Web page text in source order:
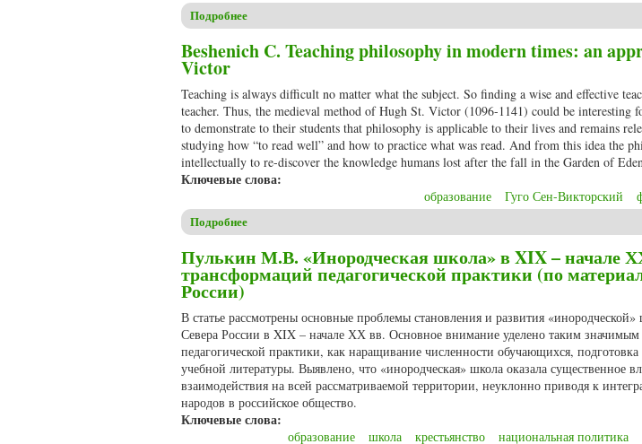
Подробнее
Beshenich C. Teaching philosophy in modern times: an
Victor
Teaching is always difficult no matter what the subject. So finding a wise and effective
teacher. Thus, the medieval method of Hugh St. Victor (1096-1141) could be interesting
to demonstrate to their students that philosophy is applicable to their lives and remains
studying how “to read well” and how to practice what was read. And from this idea the
intellectually to re-discover the knowledge humans lost after the fall in the Garden of
Ключевые слова:
образование Гуго Сен-Викторский
Подробнее
Пулькин М.В. «Инородческая школа» в XIX – начале
трансформаций педагогической практики (по
России)
В статье рассмотрены основные проблемы становления и развития
Севера России в XIX – начале ХХ вв. Основное внимание уделено таким
педагогической практики, как наращивание численности обучающихся,
учебной литературы. Выявлено, что «инородческая» школа оказала существенное
взаимодействия на всей рассматриваемой территории, неуклонно приводя к
народов в российское общество.
Ключевые слова:
образование школа крестьянство национальная политика